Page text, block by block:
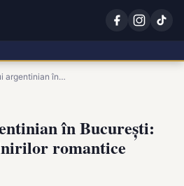
argentinian în…
în București:
romantice